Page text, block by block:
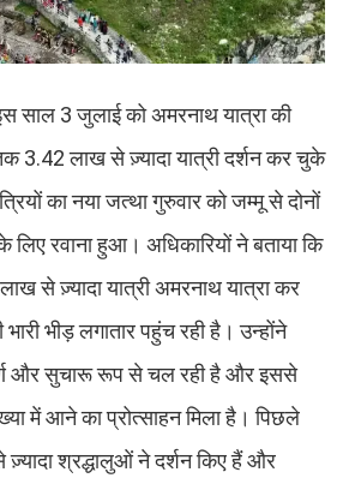
साल 3 जुलाई को अमरनाथ यात्रा की
लाख से ज़्यादा यात्री दर्शन कर चुके
का नया जत्था गुरुवार को जम्मू से दोनों
लिए रवाना हुआ। अधिकारियों ने बताया कि
से ज़्यादा यात्री अमरनाथ यात्रा कर
भीड़ लगातार पहुंच रही है। उन्होंने
और सुचारू रूप से चल रही है और इससे
में आने का प्रोत्साहन मिला है। पिछले
श्रद्धालुओं ने दर्शन किए हैं और